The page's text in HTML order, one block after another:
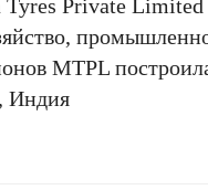
Private
MTPL
Индия